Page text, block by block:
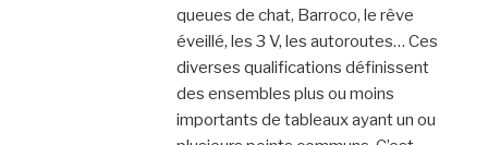
queues de chat, Barroco, le rêve
éveillé, les 3 V, les autoroutes… Ces
diverses qualifications définissent
des ensembles plus ou moins
importants de tableaux ayant un ou